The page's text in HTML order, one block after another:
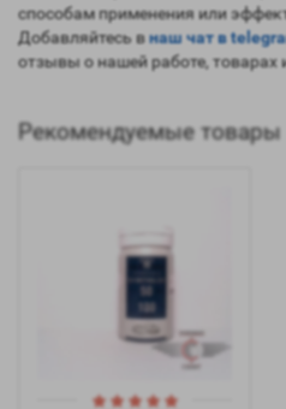
способам применения или
Добавляйтесь внаш чат в
отзывы о нашей работе, товарах
Рекомендуемые товары